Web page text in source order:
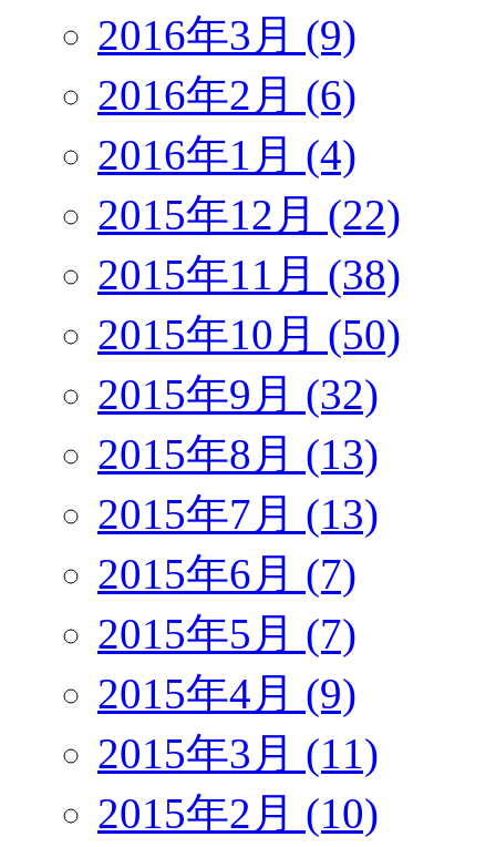
2016年3月 (9)
2016年2月 (6)
2016年1月 (4)
2015年12月 (22)
2015年11月 (38)
2015年10月 (50)
2015年9月 (32)
2015年8月 (13)
2015年7月 (13)
2015年6月 (7)
2015年5月 (7)
2015年4月 (9)
2015年3月 (11)
2015年2月 (10)